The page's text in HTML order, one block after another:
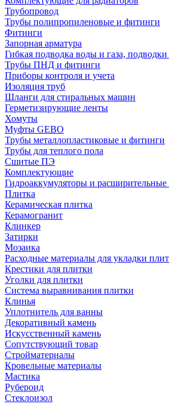
Трубопровод
Трубы полипропиленовые и фитинги
Фитинги
Запорная арматура
Гибкая подводка воды и газа,
Трубы ПНД и фитинги
Приборы контроля и учета
Изоляция труб
Шланги для стиральных машин
Герметизирующие ленты
Хомуты
Муфты GEBO
Трубы металлопластиковые и фитинги
Трубы для теплого пола
Сшитые ПЭ
Комплектующие
Гидроаккумуляторы и расширительные
Плитка
Керамическая плитка
Керамогранит
Клинкер
Затирки
Мозаика
Расходные материалы для укладки
Крестики для плитки
Уголки для плитки
Система выравнивания плитки
Клинья
Уплотнитель для ванны
Декоративный камень
Искусственный камень
Сопутствующий товар
Стройматериалы
Кровельные материалы
Мастика
Рубероид
Стеклоизол